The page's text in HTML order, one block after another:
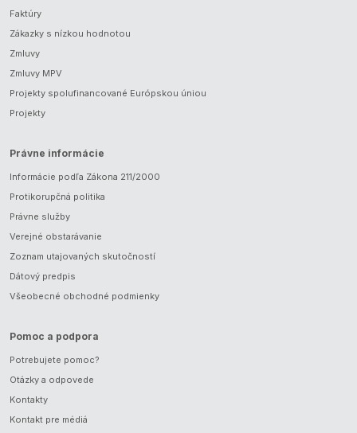
Faktúry
Zákazky s nízkou hodnotou
Zmluvy
Zmluvy MPV
Projekty spolufinancované Európskou úniou
Projekty
Právne informácie
Informácie podľa Zákona 211/2000
Protikorupčná politika
Právne služby
Verejné obstarávanie
Zoznam utajovaných skutočností
Dátový predpis
Všeobecné obchodné podmienky
Pomoc a podpora
Potrebujete pomoc?
Otázky a odpovede
Kontakty
Kontakt pre médiá